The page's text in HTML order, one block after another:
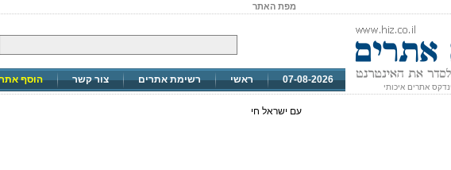
מפת האתר
אתרים איכותי
07-08-2026 ראשי רשימת אתרים צור קשר הוסף אתר
עם ישראל חי